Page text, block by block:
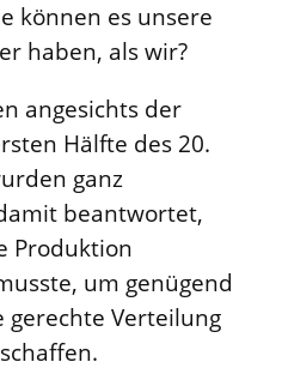
können es unsere
haben, als wir?
angesichts der
Hälfte des 20.
ganz
beantwortet,
Produktion
um genügend
gerechte Verteilung